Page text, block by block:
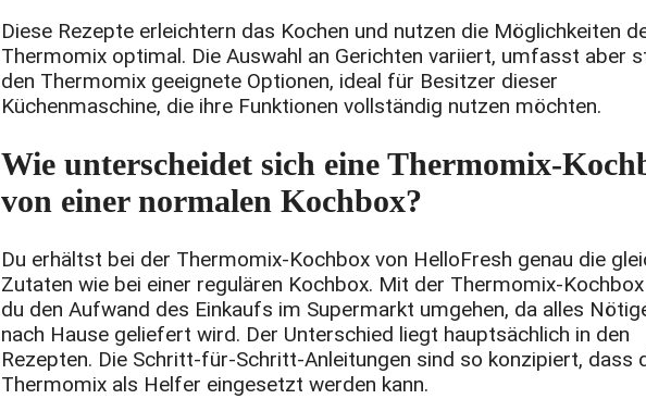
Diese Rezepte erleichtern das Kochen und nutzen die Möglichkeiten
Thermomix optimal. Die Auswahl an Gerichten variiert, umfasst aber
den Thermomix geeignete Optionen, ideal für Besitzer dieser
Küchenmaschine, die ihre Funktionen vollständig nutzen möchten.
Wie unterscheidet sich eine Thermomix-
von einer normalen Kochbox?
Du erhältst bei der Thermomix-Kochbox von HelloFresh genau die
Zutaten wie bei einer regulären Kochbox. Mit der Thermomix-
du den Aufwand des Einkaufs im Supermarkt umgehen, da alles
nach Hause geliefert wird. Der Unterschied liegt hauptsächlich in den
Rezepten. Die Schritt-für-Schritt-Anleitungen sind so konzipiert, dass
Thermomix als Helfer eingesetzt werden kann.